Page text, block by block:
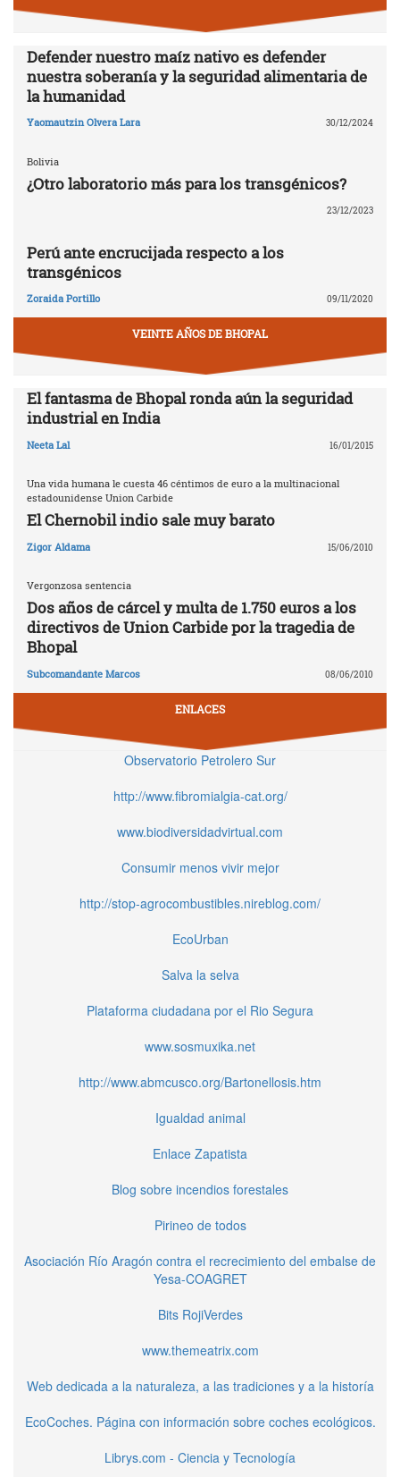
Defender nuestro maíz nativo es defender
nuestra soberanía y la seguridad alimentaria de
la humanidad
Yaomautzin Olvera Lara 30/12/2024
Bolivia
¿Otro laboratorio más para los transgénicos?
23/12/2023
Perú ante encrucijada respecto a los
transgénicos
Zoraida Portillo 09/11/2020
VEINTE AÑOS DE BHOPAL
El fantasma de Bhopal ronda aún la seguridad
industrial en India
Neeta Lal 16/01/2015
Una vida humana le cuesta 46 céntimos de euro a la multinacional
estadounidense Union Carbide
El Chernobil indio sale muy barato
Zigor Aldama 15/06/2010
Vergonzosa sentencia
Dos años de cárcel y multa de 1.750 euros a los
directivos de Union Carbide por la tragedia de
Bhopal
Subcomandante Marcos 08/06/2010
ENLACES
Observatorio Petrolero Sur
http://www.fibromialgia-cat.org/
www.biodiversidadvirtual.com
Consumir menos vivir mejor
http://stop-agrocombustibles.nireblog.com/
EcoUrban
Salva la selva
Plataforma ciudadana por el Rio Segura
www.sosmuxika.net
http://www.abmcusco.org/Bartonellosis.htm
Igualdad animal
Enlace Zapatista
Blog sobre incendios forestales
Pirineo de todos
Asociación Río Aragón contra el recrecimiento del embalse de
Yesa-COAGRET
Bits RojiVerdes
www.themeatrix.com
Web dedicada a la naturaleza, a las tradiciones y a la historía
EcoCoches. Página con información sobre coches ecológicos.
Librys.com - Ciencia y Tecnología